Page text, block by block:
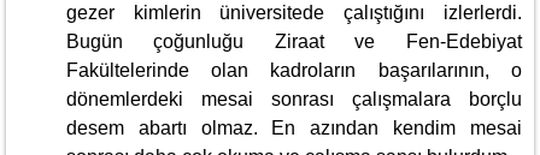
gezer kimlerin üniversitede çalıştığını izlerlerdi.
Bugün çoğunluğu Ziraat ve Fen-Edebiyat
Fakültelerinde olan kadroların başarılarının, o
dönemlerdeki mesai sonrası çalışmalara borçlu
desem abartı olmaz. En azından kendim mesai